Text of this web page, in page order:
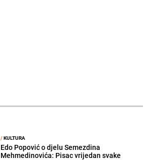
/KULTURA
Edo Popović o djelu Semezdina
Mehmedinovića: Pisac vrijedan svake